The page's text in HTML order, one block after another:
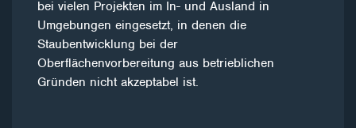
bei vielen Projekten im In- und Ausland in
Umgebungen eingesetzt, in denen die
Staubentwicklung bei der
Oberflächenvorbereitung aus betrieblichen
Gründen nicht akzeptabel ist.